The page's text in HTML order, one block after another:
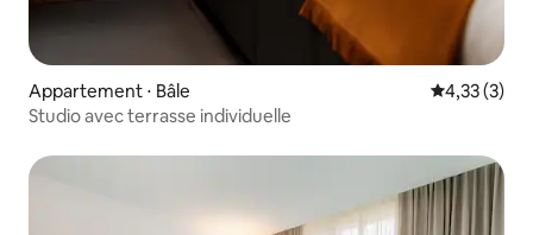
Appartement ⋅ Bâle Évaluation
4,33 (3)
Studio avec terrasse individuelle